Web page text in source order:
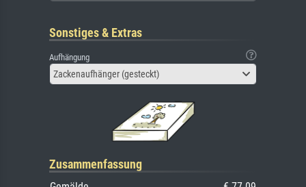
Sonstiges & Extras
Aufhängung
Zackenaufhänger (gesteckt)
Zusammenfassung